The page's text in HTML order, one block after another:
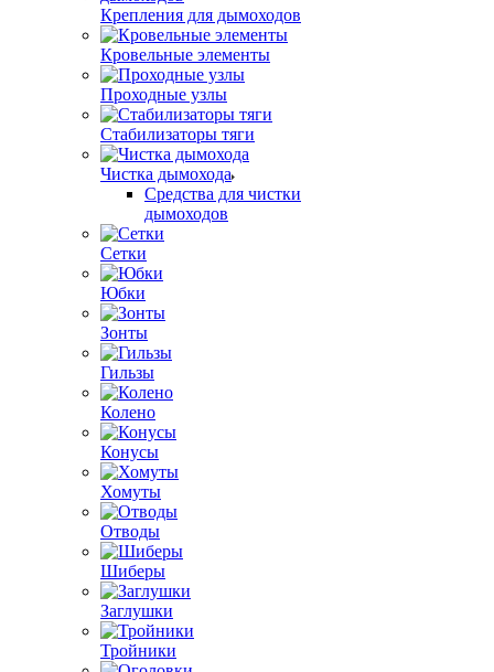
Крепления для дымоходов
Кровельные элементы
Проходные узлы
Стабилизаторы тяги
Чистка дымохода
Средства для чистки
дымоходов
Сетки
Юбки
Зонты
Гильзы
Колено
Конусы
Хомуты
Отводы
Шиберы
Заглушки
Тройники